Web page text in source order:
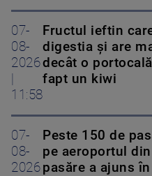
07-
08-
2026
11:58
Fructul ieftin
digestia și are
decât o
fapt un kiwi
07-
08-
2026
Peste 150 de
pe aeroportul
pasăre a ajuns